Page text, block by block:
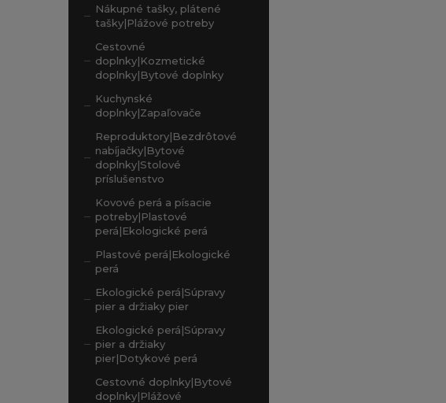
Nákupné tašky, plátené
tašky|Plážové potreby
Cestovné
doplnky|Kozmetické
doplnky|Bytové doplnky
Kuchynské
doplnky|Zapaľovače
Reproduktory|Bezdrôtové
nabíjačky|Bytové
doplnky|Stolové
príslušenstvo
Kovové perá a písacie
potreby|Plastové
perá|Ekologické perá
Plastové perá|Ekologické
perá
Ekologické perá|Súpravy
pier a držiaky pier
Ekologické perá|Súpravy
pier a držiaky
pier|Dotykové perá
Cestovné doplnky|Bytové
doplnky|Plážové